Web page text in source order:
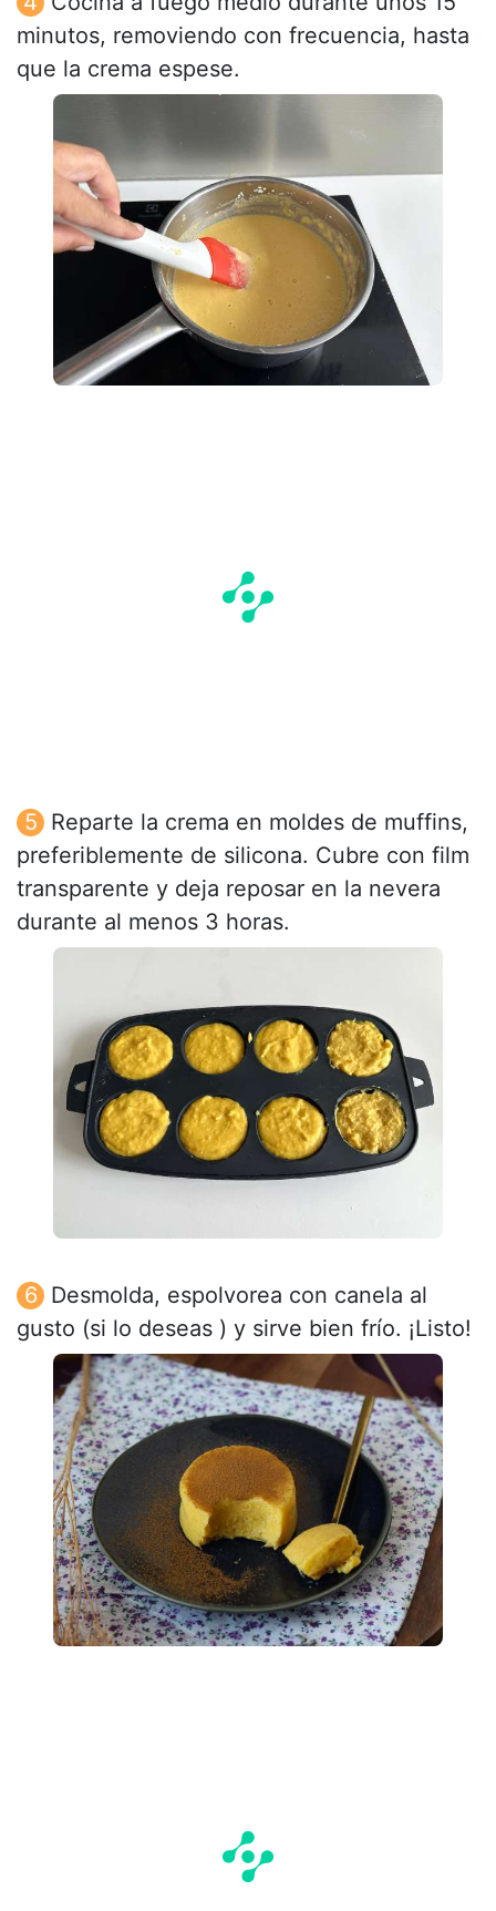
minutos, removiendo con frecuencia, hasta
que la crema espese.
Reparte la crema en moldes de muffins,
preferiblemente de silicona. Cubre con film
transparente y deja reposar en la nevera
durante al menos 3 horas.
Desmolda, espolvorea con canela al
gusto (si lo deseas ) y sirve bien frío. ¡Listo!